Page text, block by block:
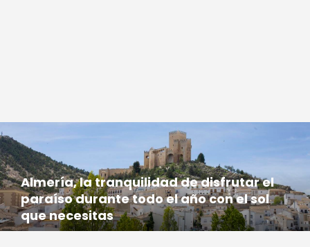
Almería, la tranquilidad de disfrutar el
paraíso durante todo el año con el sol
que necesitas